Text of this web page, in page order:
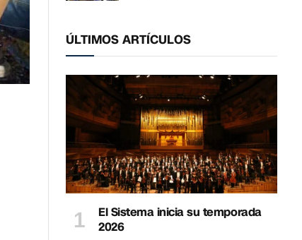
ÚLTIMOS ARTÍCULOS
El Sistema inicia su temporada
2026